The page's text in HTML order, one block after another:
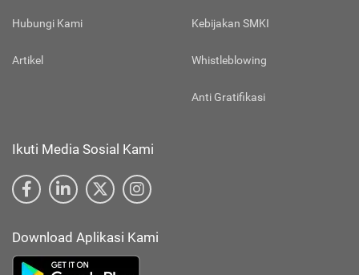
Hubungi Kami
Artikel
Kebijakan SMKI
Whistleblowing
Anti Gratifikasi
Ikuti Media Sosial Kami
Download Aplikasi Kami